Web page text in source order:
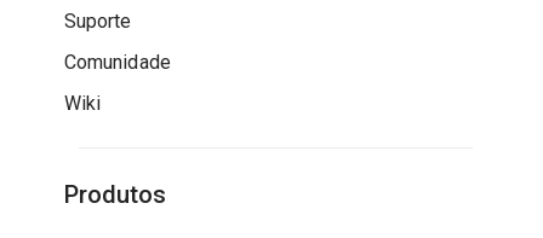
Suporte
Comunidade
Wiki
Produtos